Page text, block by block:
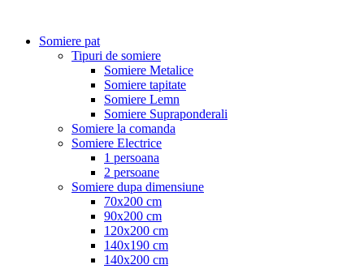
Somiere pat
Tipuri de somiere
Somiere Metalice
Somiere tapitate
Somiere Lemn
Somiere Supraponderali
Somiere la comanda
Somiere Electrice
1 persoana
2 persoane
Somiere dupa dimensiune
70x200 cm
90x200 cm
120x200 cm
140x190 cm
140x200 cm